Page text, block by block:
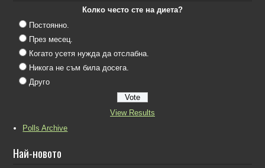
Колко често сте на диета?
Постоянно.
През месец.
Когато усетя нужда да отслабна.
Никога не съм била досега.
Друго
View Results
Polls Archive
Най-новото